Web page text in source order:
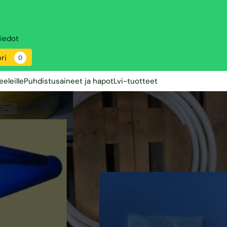
0
Puhdistusaineet ja hapotLvi-tuotteet